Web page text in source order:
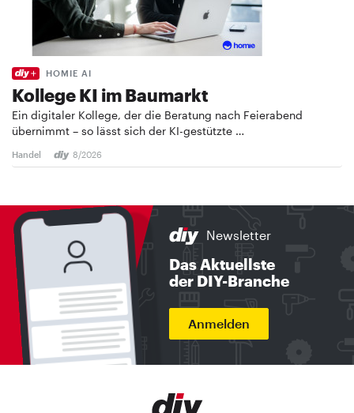
HOMIE AI
Kollege KI im Baumarkt
Ein digitaler Kollege, der die Beratung nach Feierabend
übernimmt – so lässt sich der KI-gestützte …
Handel 8/2026
Newsletter
Das Aktuellste
der DIY-Branche
Anmelden